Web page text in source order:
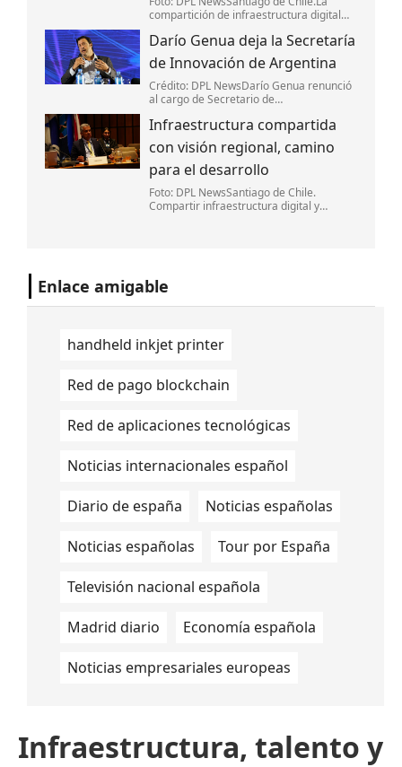
compartición de infraestructura digital
actores del mercado y no en nuevas
obligaciones regulatorias,coincidieron
representantes
Darío Genua deja la Secretaría
de Innovación de Argentina
Crédito: DPL NewsDarío Genua renunció
al cargo de Secretario de
Argentina. Lo confirmaron fuentes
oficiales a DPL News.
Infraestructura compartida
con visión regional, camino
para el desarrollo
Foto: DPL NewsSantiago de Chile.
Compartir infraestructura digital y
Enlace amigable
handheld inkjet printer
Red de pago blockchain
Red de aplicaciones tecnológicas
Noticias internacionales español
Diario de españa Noticias españolas
Noticias españolas Tour por España
Televisión nacional española
Madrid diario Economía española
Noticias empresariales europeas
Infraestructura, talento y